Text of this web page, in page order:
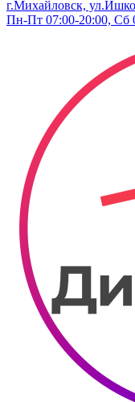
г.Михайловск,
Пн-Пт 07:00-20:00, Сб